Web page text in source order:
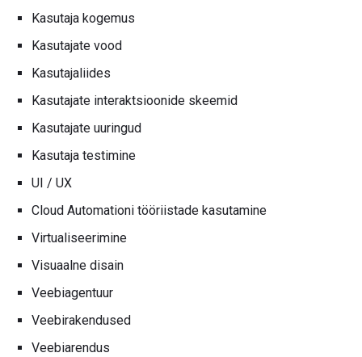
Kasutaja kogemus
Kasutajate vood
Kasutajaliides
Kasutajate interaktsioonide skeemid
Kasutajate uuringud
Kasutaja testimine
UI / UX
Cloud Automationi tööriistade kasutamine
Virtualiseerimine
Visuaalne disain
Veebiagentuur
Veebirakendused
Veebiarendus